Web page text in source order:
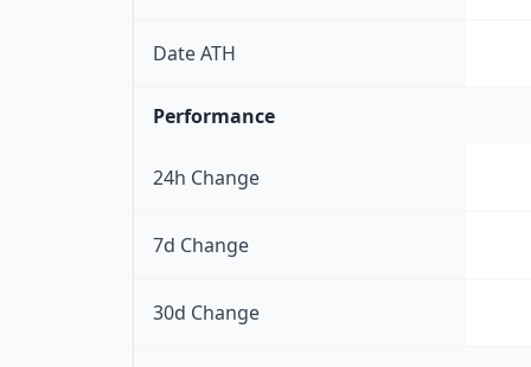
Date ATH
Performance
24h Change
7d Change
30d Change